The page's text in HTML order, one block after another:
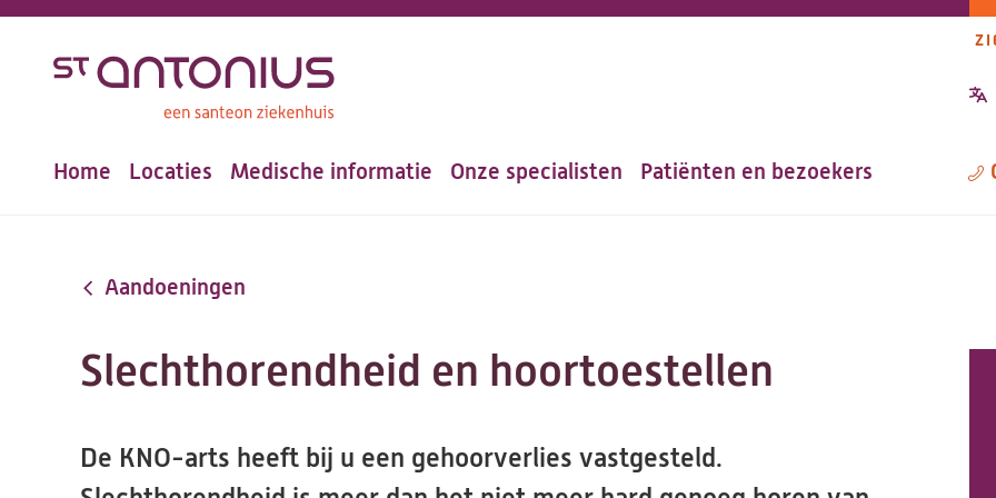
inhoud
Hoofdnavigatie
Home Locaties Medische informatie Onze specialisten Patiënten en bezoekers
Aandoeningen
Slechthorendheid en hoortoestellen
De KNO-arts heeft bij u een gehoorverlies vastgesteld.